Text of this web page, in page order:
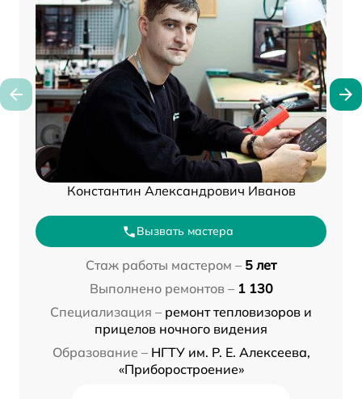
Константин Александрович Иванов
Вызвать мастера
Стаж работы мастером – 5 лет
Выполнено ремонтов – 1 130
Специализация – ремонт тепловизоров и
прицелов ночного видения
Образование – НГТУ им. Р. Е. Алексеева,
«Приборостроение»